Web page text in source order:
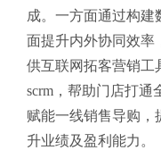
成。一方面通过构建
面提升内外协同效率
供互联网拓客营销工
scrm，帮助门店打通
赋能一线销售导购，
升业绩及盈利能力。